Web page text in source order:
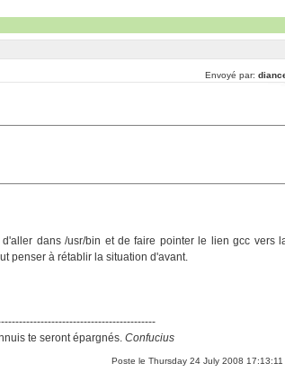
Envoyé par:
dans /usr/bin et de faire pointer le lien gcc vers
penser à rétablir la situation d'avant.
te seront épargnés.Confucius
Poste le Thursday 24 July 2008 17:13:11